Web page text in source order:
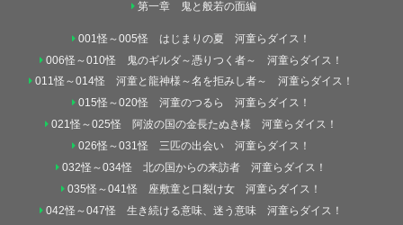
第一章 鬼と般若の面編
001怪～005怪 はじまりの夏 河童らダイス！
006怪～010怪 鬼のギルダ～憑りつく者～ 河童らダイス！
011怪～014怪 河童と龍神様～名を拒みし者～ 河童らダイス！
015怪～020怪 河童のつるら 河童らダイス！
021怪～025怪 阿波の国の金長たぬき様 河童らダイス！
026怪～031怪 三匹の出会い 河童らダイス！
032怪～034怪 北の国からの来訪者 河童らダイス！
035怪～041怪 座敷童と口裂け女 河童らダイス！
042怪～047怪 生き続ける意味、迷う意味 河童らダイス！